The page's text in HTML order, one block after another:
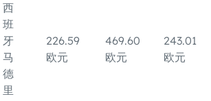
西
班
牙
马
德
里
226.59
欧元
469.60
欧元
243.01
欧元